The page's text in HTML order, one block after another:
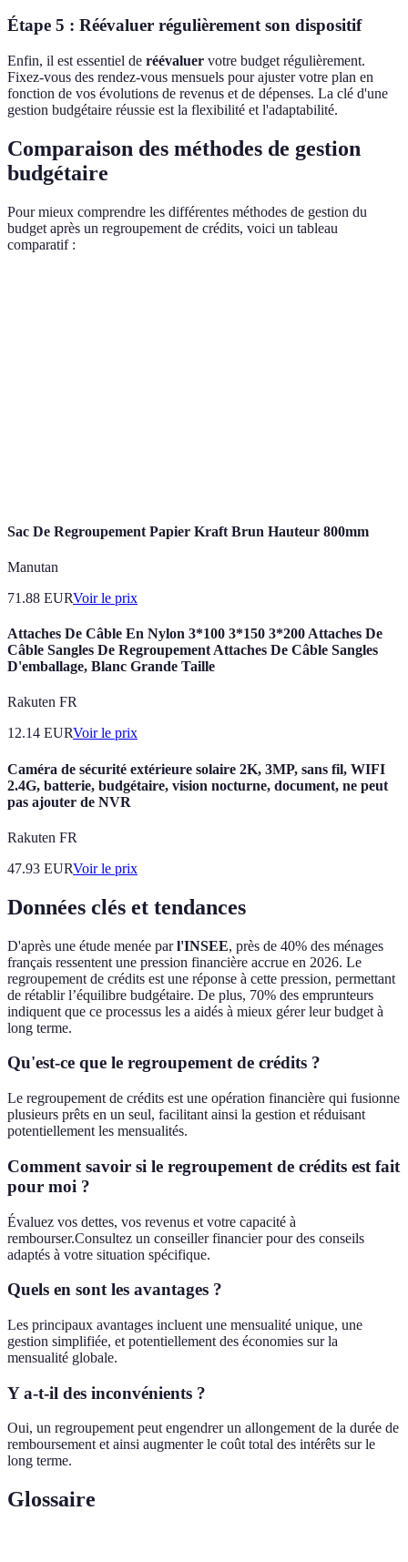
Étape 5 : Réévaluer régulièrement son dispositif
Enfin, il est essentiel de réévaluer votre budget régulièrement.
Fixez-vous des rendez-vous mensuels pour ajuster votre plan en
fonction de vos évolutions de revenus et de dépenses. La clé d'une
gestion budgétaire réussie est la flexibilité et l'adaptabilité.
Comparaison des méthodes de gestion
budgétaire
Pour mieux comprendre les différentes méthodes de gestion du
budget après un regroupement de crédits, voici un tableau
comparatif :
Sac De Regroupement Papier Kraft Brun Hauteur 800mm
Manutan
71.88 EURVoir le prix
Attaches De Câble En Nylon 3*100 3*150 3*200 Attaches De
Câble Sangles De Regroupement Attaches De Câble Sangles
D'emballage, Blanc Grande Taille
Rakuten FR
12.14 EURVoir le prix
Caméra de sécurité extérieure solaire 2K, 3MP, sans fil, WIFI
2.4G, batterie, budgétaire, vision nocturne, document, ne peut
pas ajouter de NVR
Rakuten FR
47.93 EURVoir le prix
Données clés et tendances
D'après une étude menée parl'INSEE, près de 40% des ménages
français ressentent une pression financière accrue en 2026. Le
regroupement de crédits est une réponse à cette pression, permettant
de rétablir l’équilibre budgétaire. De plus, 70% des emprunteurs
indiquent que ce processus les a aidés à mieux gérer leur budget à
long terme.
Qu'est-ce que le regroupement de crédits ?
Le regroupement de crédits est une opération financière qui fusionne
plusieurs prêts en un seul, facilitant ainsi la gestion et réduisant
potentiellement les mensualités.
Comment savoir si le regroupement de crédits est fait
pour moi ?
Évaluez vos dettes, vos revenus et votre capacité à
rembourser.Consultez un conseiller financier pour des conseils
adaptés à votre situation spécifique.
Quels en sont les avantages ?
Les principaux avantages incluent une mensualité unique, une
gestion simplifiée, et potentiellement des économies sur la
mensualité globale.
Y a-t-il des inconvénients ?
Oui, un regroupement peut engendrer un allongement de la durée de
remboursement et ainsi augmenter le coût total des intérêts sur le
long terme.
Glossaire